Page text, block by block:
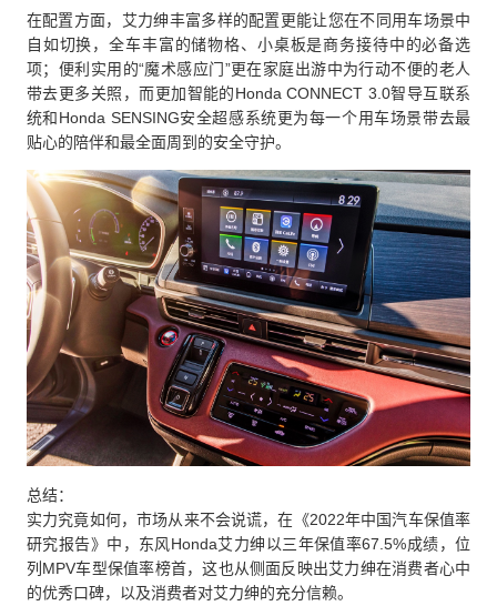
在配置方面，艾力绅丰富多样的配置更能让您在不同用车场景中
自如切换，全车丰富的储物格、小桌板是商务接待中的必备选
项；便利实用的“魔术感应门”更在家庭出游中为行动不便的老人
带去更多关照，而更加智能的Honda CONNECT 3.0智导互联系
统和Honda SENSING安全超感系统更为每一个用车场景带去最
贴心的陪伴和最全面周到的安全守护。
总结：
实力究竟如何，市场从来不会说谎，在《2022年中国汽车保值率
研究报告》中，东风Honda艾力绅以三年保值率67.5%成绩，位
列MPV车型保值率榜首，这也从侧面反映出艾力绅在消费者心中
的优秀口碑，以及消费者对艾力绅的充分信赖。